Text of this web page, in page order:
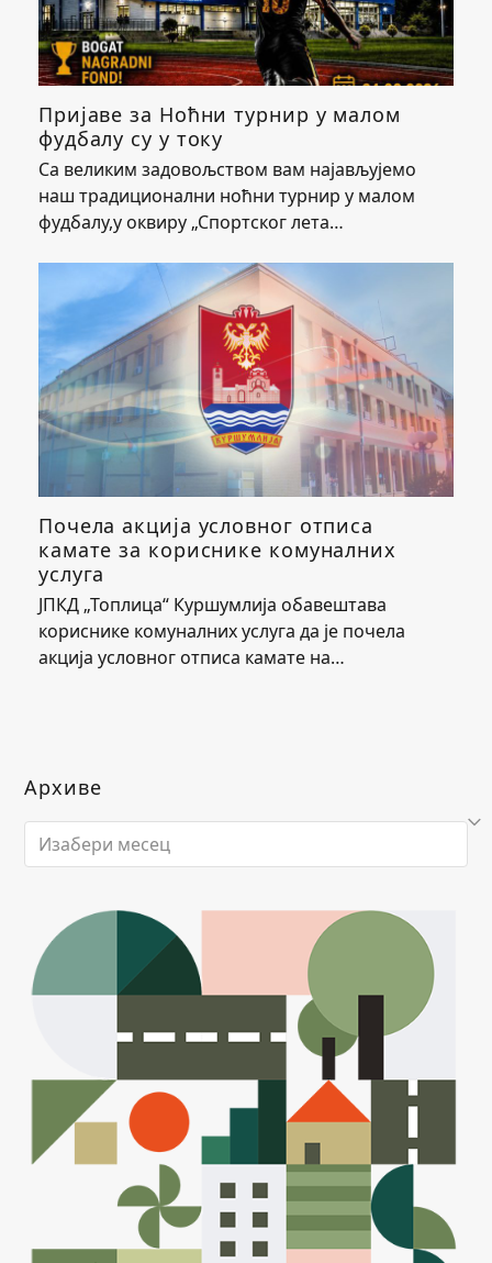
Пријаве за Ноћни турнир у малом
фудбалу су у току
Са великим задовољством вам најављујемо
наш традиционални ноћни турнир у малом
фудбалу,у оквиру „Спортског лета…
Почела акција условног отписа
камате за кориснике комуналних
услуга
ЈПКД „Топлица“ Куршумлија обавештава
кориснике комуналних услуга да је почела
акција условног отписа камате на…
Архиве
Архиве